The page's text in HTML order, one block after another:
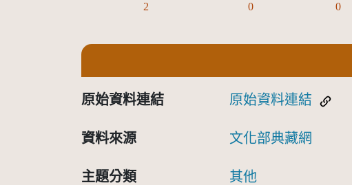
2 0 0
原始資料連結 原始資料連結
資料來源 文化部典藏網
主題分類 其他